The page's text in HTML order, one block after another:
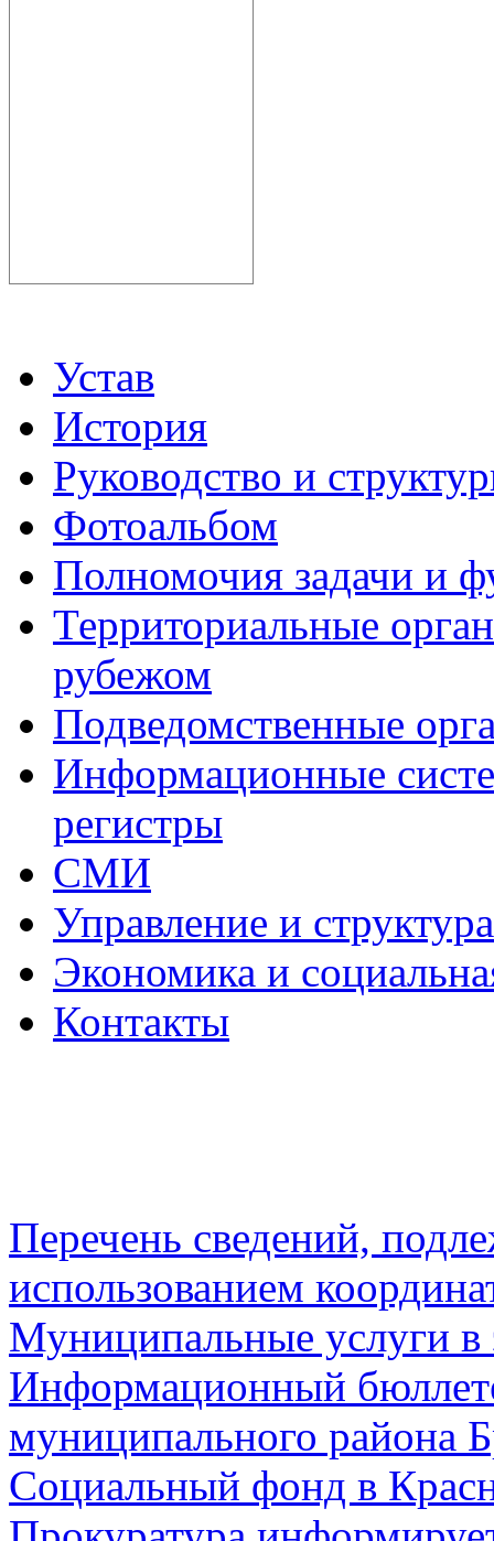
Устав
История
Руководство и
Фотоальбом
Полномочия задачи и
Территориальные
рубежом
Подведомственные
Информационные
регистры
СМИ
Управление и
Экономика и
Контакты
Перечень сведений,
использованием
Муниципальные услуги в
Информационный
муниципального района
Социальный фонд в